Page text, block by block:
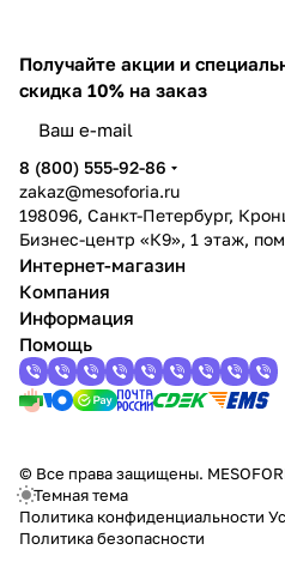
Получайте акции и
скидка 10% на заказ
8 (800) 555-92-86
zakaz@mesoforia.ru
198096, Санкт-Петербург,
Бизнес-центр «К9», 1 этаж,
Интернет-магазин
Компания
Информация
Помощь
© Все права защищены.
Темная тема
Политика конфиденциальности
Политика безопасности